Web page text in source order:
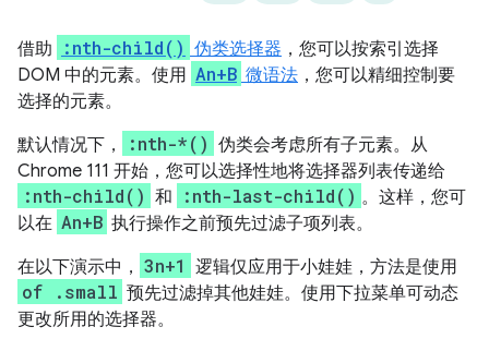
借助 :nth-child() 伪类选择器 ，您可以按索引选择
DOM 中的元素。使用 An+B 微语法 ，您可以精细控制要
选择的元素。
默认情况下，
:nth-*() 伪类会考虑所有子元素。从
Chrome 111 开始，您可以选择性地将选择器列表传递给
:nth-child() 和 :nth-last-child() 。这样，您可
以在 An+B 执行操作之前预先过滤子项列表。
在以下演示中， 3n+1 逻辑仅应用于小娃娃，方法是使用
of .small 预先过滤掉其他娃娃。使用下拉菜单可动态
更改所用的选择器。